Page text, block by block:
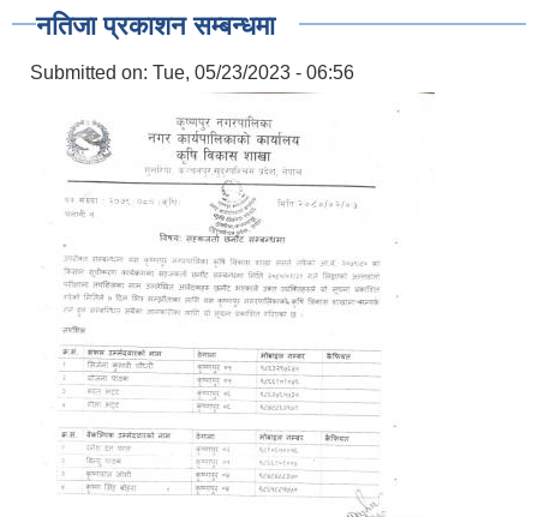
नतिजा प्रकाशन सम्बन्धमा
Submitted on: Tue, 05/23/2023 - 06:56